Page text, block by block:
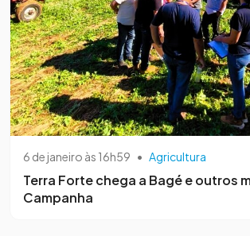
6 de janeiro às 16h59 • Agricultura
Terra Forte chega a Bagé e outros
Campanha